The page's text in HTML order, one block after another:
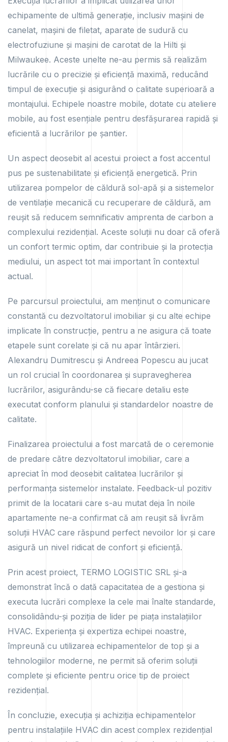
echipamente de ultimă generație, inclusiv mașini de
canelat, mașini de filetat, aparate de sudură cu
electrofuziune și mașini de carotat de la Hilti și
Milwaukee. Aceste unelte ne-au permis să realizăm
lucrările cu o precizie și eficiență maximă, reducând
timpul de execuție și asigurând o calitate superioară a
montajului. Echipele noastre mobile, dotate cu ateliere
mobile, au fost esențiale pentru desfășurarea rapidă și
eficientă a lucrărilor pe șantier.
Un aspect deosebit al acestui proiect a fost accentul
pus pe sustenabilitate și eficiență energetică. Prin
utilizarea pompelor de căldură sol-apă și a sistemelor
de ventilație mecanică cu recuperare de căldură, am
reușit să reducem semnificativ amprenta de carbon a
complexului rezidențial. Aceste soluții nu doar că oferă
un confort termic optim, dar contribuie și la protecția
mediului, un aspect tot mai important în contextul
actual.
Pe parcursul proiectului, am menținut o comunicare
constantă cu dezvoltatorul imobiliar și cu alte echipe
implicate în construcție, pentru a ne asigura că toate
etapele sunt corelate și că nu apar întârzieri.
Alexandru Dumitrescu și Andreea Popescu au jucat
un rol crucial în coordonarea și supravegherea
lucrărilor, asigurându-se că fiecare detaliu este
executat conform planului și standardelor noastre de
calitate.
Finalizarea proiectului a fost marcată de o ceremonie
de predare către dezvoltatorul imobiliar, care a
apreciat în mod deosebit calitatea lucrărilor și
performanța sistemelor instalate. Feedback-ul pozitiv
primit de la locatarii care s-au mutat deja în noile
apartamente ne-a confirmat că am reușit să livrăm
soluții HVAC care răspund perfect nevoilor lor și care
asigură un nivel ridicat de confort și eficiență.
Prin acest proiect, TERMO LOGISTIC SRL și-a
demonstrat încă o dată capacitatea de a gestiona și
executa lucrări complexe la cele mai înalte standarde,
consolidându-și poziția de lider pe piața instalațiilor
HVAC. Experiența și expertiza echipei noastre,
împreună cu utilizarea echipamentelor de top și a
tehnologiilor moderne, ne permit să oferim soluții
complete și eficiente pentru orice tip de proiect
rezidențial.
În concluzie, execuția și achiziția echipamentelor
pentru instalațiile HVAC din acest complex rezidențial